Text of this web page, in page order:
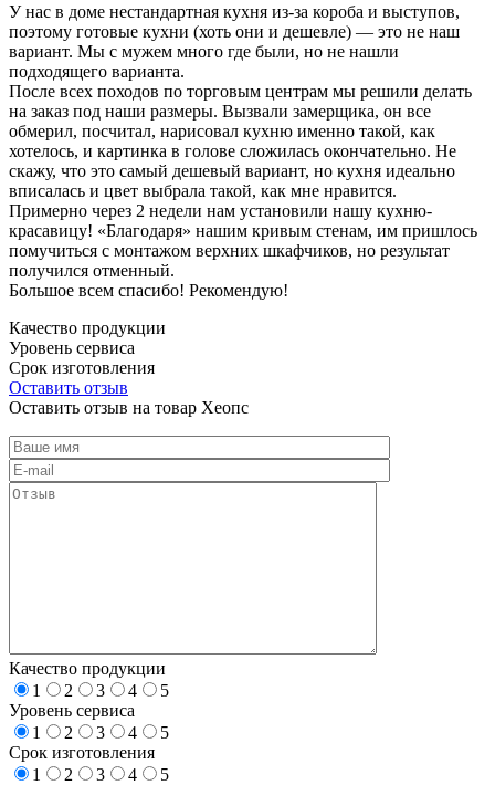
У нас в доме нестандартная кухня из-за короба и выступов,
поэтому готовые кухни (хоть они и дешевле) — это не наш
вариант. Мы с мужем много где были, но не нашли
подходящего варианта.
После всех походов по торговым центрам мы решили делать
на заказ под наши размеры. Вызвали замерщика, он все
обмерил, посчитал, нарисовал кухню именно такой, как
хотелось, и картинка в голове сложилась окончательно. Не
скажу, что это самый дешевый вариант, но кухня идеально
вписалась и цвет выбрала такой, как мне нравится.
Примерно через 2 недели нам установили нашу кухню-
красавицу! «Благодаря» нашим кривым стенам, им пришлось
помучиться с монтажом верхних шкафчиков, но результат
получился отменный.
Большое всем спасибо! Рекомендую!
Качество продукции
Уровень сервиса
Срок изготовления
Оставить отзыв
Оставить отзыв на товар Хеопс
Качество продукции
1
2 3 4
5
Уровень сервиса
1
2 3 4
5
Срок изготовления
1
2 3 4
5